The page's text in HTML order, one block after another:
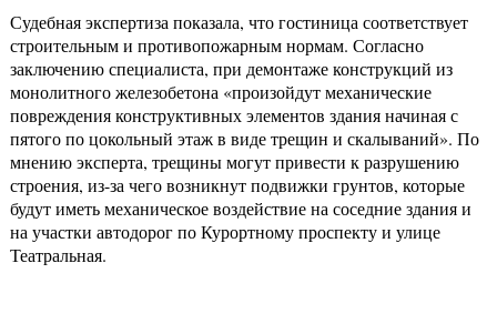
Судебная экспертиза показала, что гостиница соответствует
строительным и противопожарным нормам. Согласно
заключению специалиста, при демонтаже конструкций из
монолитного железобетона «произойдут механические
повреждения конструктивных элементов здания начиная с
пятого по цокольный этаж в виде трещин и скалываний». По
мнению эксперта, трещины могут привести к разрушению
строения, из-за чего возникнут подвижки грунтов, которые
будут иметь механическое воздействие на соседние здания и
на участки автодорог по Курортному проспекту и улице
Театральная.